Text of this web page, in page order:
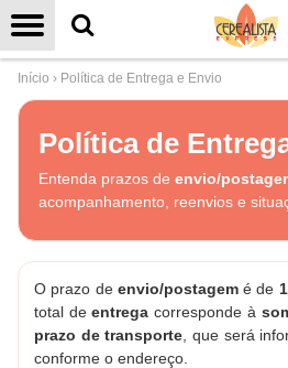
Início › Política de Entrega e Envio
Política de
Entenda prazos de envio/
acompanhamento, reenvios e
O prazo de envio/postagemé de
total deentrega corresponde à
prazo de transporte , que será
conforme o endereço.